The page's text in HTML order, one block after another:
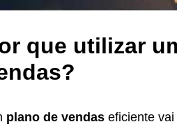
que utilizar
plano de vendas eficiente